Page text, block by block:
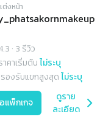
ต่งหน้า
· 3 รีวิว
าคาเริ่มต้นไม่ระบุ
รองรับแขกสูงสุดไม่ระบุ
แพ็กเกจ
ดูราย
ละเอียด